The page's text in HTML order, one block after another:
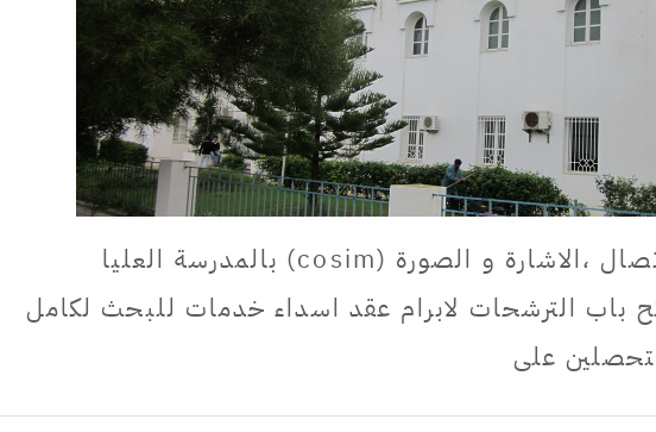
يعتزم مخبر البحث الاتصال ،الاشارة و الصورة (cosim) بالمدرسة العليا
باب الترشحات لابرام عقد اسداء خدمات للبحث لكامل
على